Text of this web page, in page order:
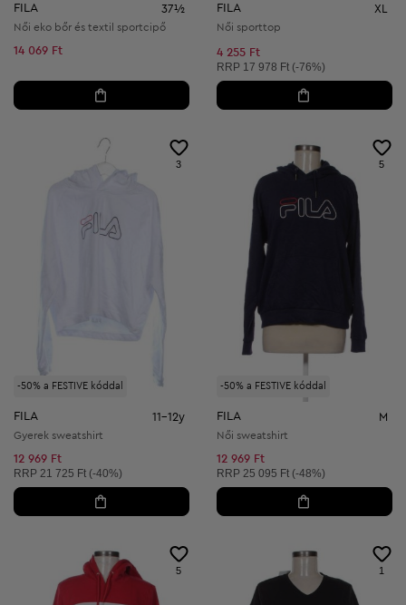
FILA 37½
Női eko bőr és textil sportcipő
14 069 Ft
FILA XL
Női sporttop
4 255 Ft
Ajánlott ár:
RRP 17 978 Ft (-76%)
-50% a FESTIVE kóddal
3
FILA 11-12y
Gyerek sweatshirt
12 969 Ft
Ajánlott ár:
RRP 21 725 Ft (-40%)
-50% a FESTIVE kóddal
5
FILA M
Női sweatshirt
12 969 Ft
Ajánlott ár:
RRP 25 095 Ft (-48%)
5 1